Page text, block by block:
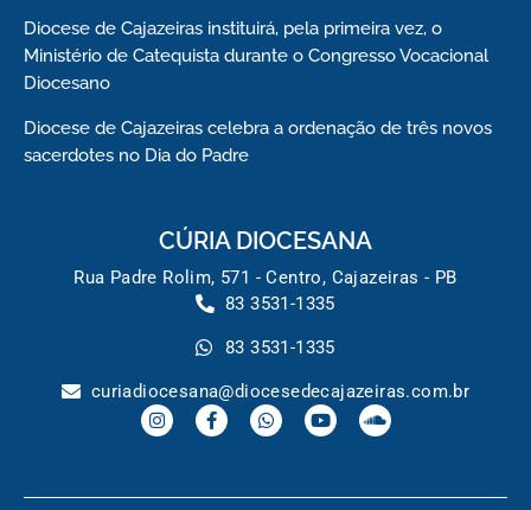
Diocese de Cajazeiras instituirá, pela primeira vez, o
Ministério de Catequista durante o Congresso Vocacional
Diocesano
Diocese de Cajazeiras celebra a ordenação de três novos
sacerdotes no Dia do Padre
CÚRIA DIOCESANA
Rua Padre Rolim, 571 - Centro, Cajazeiras - PB
83 3531-1335
83 3531-1335
curiadiocesana@diocesedecajazeiras.com.br